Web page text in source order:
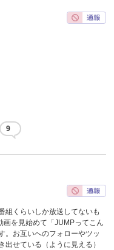
9
組くらいしか放送してないも
画を見始めて「JUMPってこん
。お互いへのフォローやツッ
せている（ように見える）